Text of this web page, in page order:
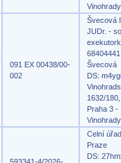
Vinohrady
091 EX 00438/00-
002
Švecová
JUDr. -
Švecová
DS:
1632/
Praha 3 -
Vinohrady
Celní
Praze
DS: